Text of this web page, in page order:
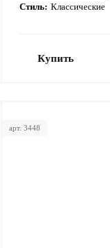
Стиль: Классические
Купить
арт. 3448